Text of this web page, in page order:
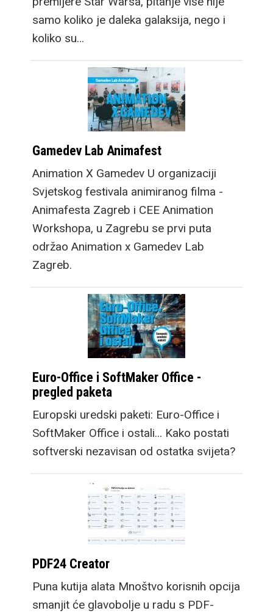
samo koliko je daleka galaksija, nego i
koliko su…
Gamedev Lab Animafest
Animation X Gamedev U organizaciji
Svjetskog festivala animiranog filma -
Animafesta Zagreb i CEE Animation
Workshopa, u Zagrebu se prvi puta
održao Animation x Gamedev Lab
Zagreb.
Euro-Office i SoftMaker Office -
pregled paketa
Europski uredski paketi: Euro-Office i
SoftMaker Office i ostali... Kako postati
softverski nezavisan od ostatka svijeta?
PDF24 Creator
Puna kutija alata Mnoštvo korisnih opcija
smanjit će glavobolje u radu s PDF-